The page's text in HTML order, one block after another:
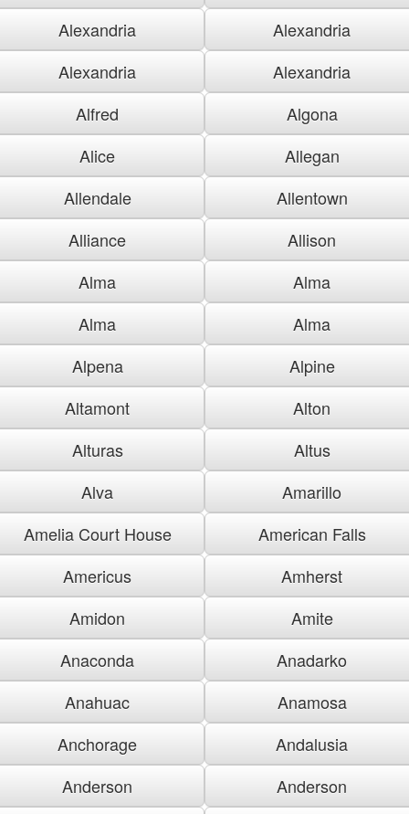
Alexandria
Alexandria
Alexandria
Alexandria
Alfred
Algona
Alice
Allegan
Allendale
Allentown
Alliance
Allison
Alma
Alma
Alma
Alma
Alpena
Alpine
Altamont
Alton
Alturas
Altus
Alva
Amarillo
Amelia Court House
American Falls
Americus
Amherst
Amidon
Amite
Anaconda
Anadarko
Anahuac
Anamosa
Anchorage
Andalusia
Anderson
Anderson